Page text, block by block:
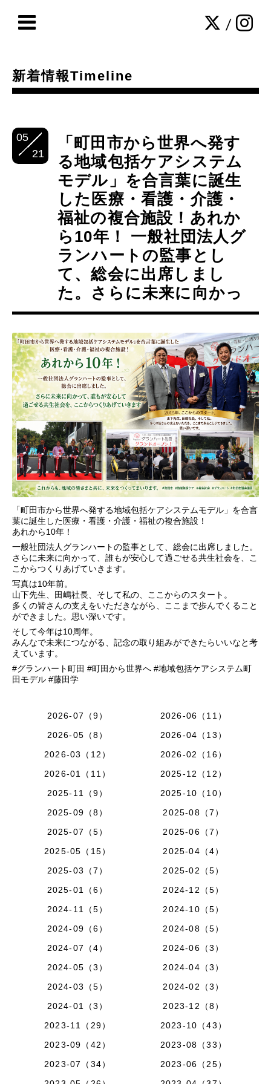
/
新着情報Timeline
05
21
「町田市から世界へ発す
る地域包括ケアシステム
モデル」を合言葉に誕生
した医療・看護・介護・
福祉の複合施設！あれか
ら10年！ 一般社団法人グ
ランハートの監事とし
て、総会に出席しまし
た。さらに未来に向かっ
「町田市から世界へ発する地域包括ケアシステムモデル」を合言
葉に誕生した医療・看護・介護・福祉の複合施設！
あれから10年！
一般社団法人グランハートの監事として、総会に出席しました。
さらに未来に向かって、誰もが安心して過ごせる共生社会を、こ
こからつくりあげていきます。
写真は10年前。
山下先生、田嶋社長、そして私の、ここからのスタート。
多くの皆さんの支えをいただきながら、ここまで歩んでくること
ができました。思い深いです。
そして今年は10周年。
みんなで未来につながる、記念の取り組みができたらいいなと考
えています。
#グランハート町田 #町田から世界へ #地域包括ケアシステム町
田モデル #藤田学
2026-07（9）
2026-06（11）
2026-05（8）
2026-04（13）
2026-03（12）
2026-02（16）
2026-01（11）
2025-12（12）
2025-11（9）
2025-10（10）
2025-09（8）
2025-08（7）
2025-07（5）
2025-06（7）
2025-05（15）
2025-04（4）
2025-03（7）
2025-02（5）
2025-01（6）
2024-12（5）
2024-11（5）
2024-10（5）
2024-09（6）
2024-08（5）
2024-07（4）
2024-06（3）
2024-05（3）
2024-04（3）
2024-03（5）
2024-02（3）
2024-01（3）
2023-12（8）
2023-11（29）
2023-10（43）
2023-09（42）
2023-08（33）
2023-07（34）
2023-06（25）